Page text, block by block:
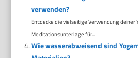
verwenden?
Entdecke die vielseitige Verwendung
Meditationsunterlage für...
Wie wasserabweisend sind